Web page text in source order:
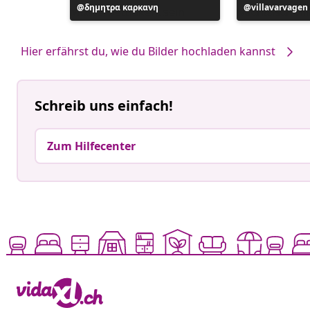
Beitrag
veröffentlicht
δημητρα καρκανη
Beitrag
veröffentlicht
villavarvagen
Hier erfährst du, wie du Bilder hochladen kannst
Schreib uns einfach!
Zum Hilfecenter